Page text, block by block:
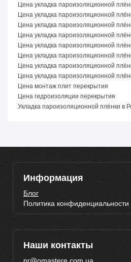
Цена укладка пароизоляционной
Цена укладка пароизоляционной
Цена укладка пароизоляционной
Цена укладка пароизоляционной
Цена укладка пароизоляционной
Цена укладка пароизоляционной
Цена укладка пароизоляционной
Цена укладка пароизоляционной
Цена монтаж плит перекрытия
Цена гидроизоляции перекрытия
Укладка пароизоляционной плёнки в
Информация
Блог
Политика конфиденциальности
Наши контакты
pr@omastere.com.ua